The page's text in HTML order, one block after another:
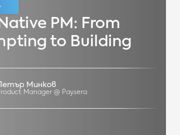
PM: From
to Building
Минков
Manager @ Paysera